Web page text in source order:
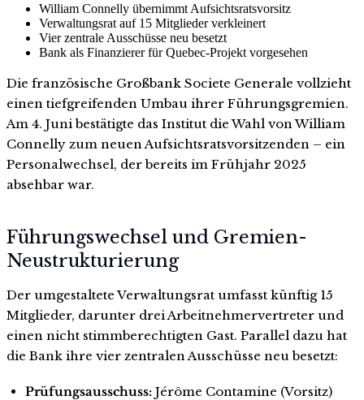
William Connelly übernimmt Aufsichtsratsvorsitz
Verwaltungsrat auf 15 Mitglieder verkleinert
Vier zentrale Ausschüsse neu besetzt
Bank als Finanzierer für Quebec-Projekt vorgesehen
Die französische Großbank Societe Generale vollzieht
einen tiefgreifenden Umbau ihrer Führungsgremien.
Am 4. Juni bestätigte das Institut die Wahl von William
Connelly zum neuen Aufsichtsratsvorsitzenden – ein
Personalwechsel, der bereits im Frühjahr 2025
absehbar war.
Führungswechsel und Gremien-
Neustrukturierung
Der umgestaltete Verwaltungsrat umfasst künftig 15
Mitglieder, darunter drei Arbeitnehmervertreter und
einen nicht stimmberechtigten Gast. Parallel dazu hat
die Bank ihre vier zentralen Ausschüsse neu besetzt:
Prüfungsausschuss:Jérôme Contamine (Vorsitz)